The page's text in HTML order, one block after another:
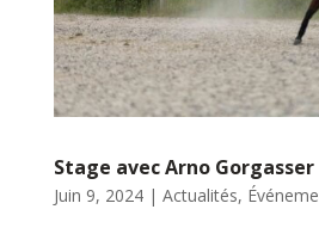
Stage avec Arno Gorgasser
Juin 9, 2024| Actualités,